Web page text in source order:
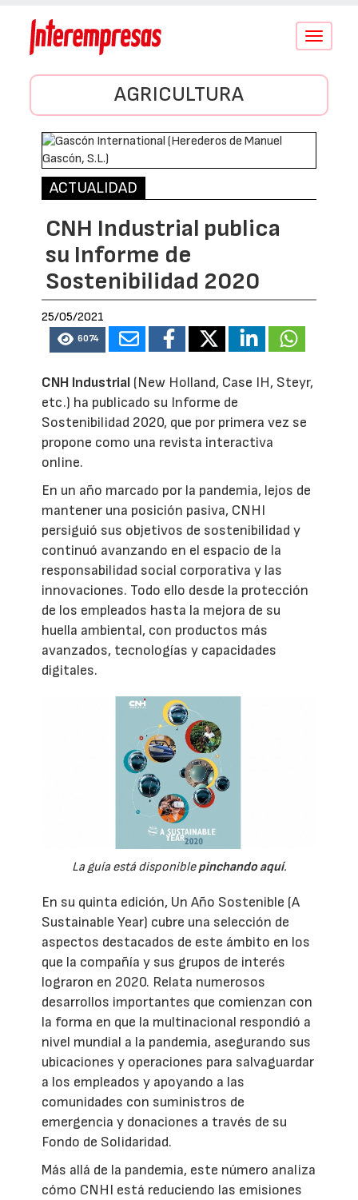
Conmutar
AGRICULTURA
ACTUALIDAD
CNH Industrial publica
su Informe de
Sostenibilidad 2020
25/05/2021
6074
CNH Industrial (New Holland, Case IH, Steyr,
etc.) ha publicado su Informe de
Sostenibilidad 2020, que por primera vez se
propone como una revista interactiva
online.
En un año marcado por la pandemia, lejos de
mantener una posición pasiva, CNHI
persiguió sus objetivos de sostenibilidad y
continuó avanzando en el espacio de la
responsabilidad social corporativa y las
innovaciones. Todo ello desde la protección
de los empleados hasta la mejora de su
huella ambiental, con productos más
avanzados, tecnologías y capacidades
digitales.
La guía está disponiblepinchando aquí.
En su quinta edición, Un Año Sostenible (A
Sustainable Year) cubre una selección de
aspectos destacados de este ámbito en los
que la compañía y sus grupos de interés
lograron en 2020. Relata numerosos
desarrollos importantes que comienzan con
la forma en que la multinacional respondió a
nivel mundial a la pandemia, asegurando sus
ubicaciones y operaciones para salvaguardar
a los empleados y apoyando a las
comunidades con suministros de
emergencia y donaciones a través de su
Fondo de Solidaridad.
Más allá de la pandemia, este número analiza
cómo CNHI está reduciendo las emisiones